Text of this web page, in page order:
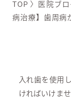
TOP 〉 医院ブロ
病治療】歯周病
入れ歯を使用
ければいけませ